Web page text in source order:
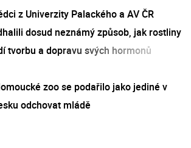
z Univerzity Palackého a AV ČR
dosud neznámý způsob, jak rostliny
tvorbu a dopravu svých hormonů
zoo se podařilo jako jediné v
odchovat mládě